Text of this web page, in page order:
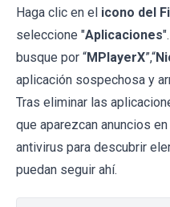
Haga clic en el icono del
seleccione "Aplicaciones
busque por “MPlayerX”,“
aplicación sospechosa y
Tras eliminar las
que aparezcan anuncios
antivirus para descubrir
puedan seguir ahí.